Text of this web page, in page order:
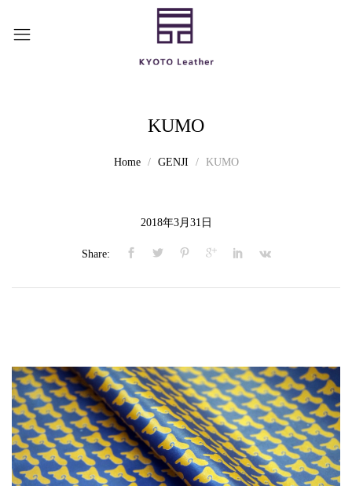
KUMO
Home GENJI KUMO
2018年3月31日
Share: